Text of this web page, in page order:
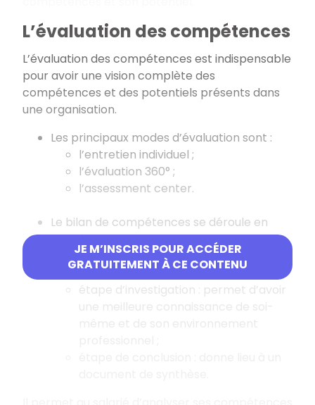
JE M’INSCRIS POUR ACCÉDER
GRATUITEMENT À CE CONTENU
L’évaluation des compétences
L’évaluation des compétences est indispensable
pour avoir une vision complète des
compétences et des potentiels présents dans
une organisation.
Les principaux modes d’évaluation sont :
l’entretien individuel ;
l’évaluation 360° ;
l’assessment center.
Le bilan de compétences se déroule en
trois étapes :
étape préliminaire : rendez-vous
d’information ;
étape d’investigation : permet d’avoir